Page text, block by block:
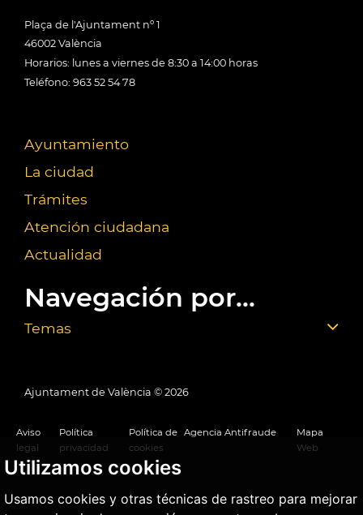
Utilizamos cookies
Usamos cookies y otras técnicas de rastreo para mejorar
Plaça de l'Ajuntament nº 1
46002 València
Horarios: lunes a viernes de 8:30 a 14:00 horas
Teléfono: 963 52 54 78
Ayuntamiento
La ciudad
Trámites
Atención ciudadana
Actualidad
Navegación por...
Temas
Ajuntament de València © 2026
Aviso
legal
Política
privacidad
Política de
cookies
Agencia Antifraude
Mapa
Web